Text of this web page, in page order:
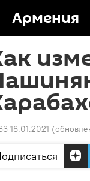
Армения
18.01.2021